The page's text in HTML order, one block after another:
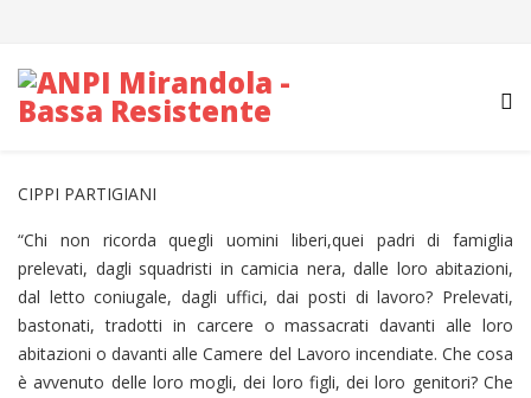
CIPPI PARTIGIANI
“Chi non ricorda quegli uomini liberi,quei padri di famiglia
prelevati, dagli squadristi in camicia nera, dalle loro abitazioni,
dal letto coniugale, dagli uffici, dai posti di lavoro? Prelevati,
bastonati, tradotti in carcere o massacrati davanti alle loro
abitazioni o davanti alle Camere del Lavoro incendiate. Che cosa
è avvenuto delle loro mogli, dei loro figli, dei loro genitori? Che